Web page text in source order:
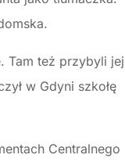
Tam też przybyli jej
w Gdyni szkołę
Centralnego